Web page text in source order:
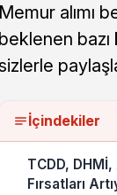
Memur alımı
beklenen
İçindekiler
TCDD,
Fırsatları